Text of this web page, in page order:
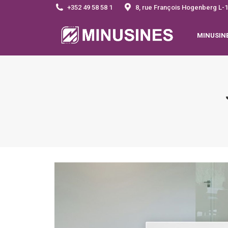
+352 49 58 58 1 8, rue François Hogenberg L-